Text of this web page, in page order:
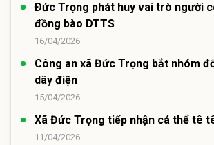
Ðức Trọng phát huy vai trò người
đồng bào DTTS
16/04/2026
Công an xã Đức Trọng bắt nhóm
dây điện
15/04/2026
Xã Đức Trọng tiếp nhận cá thể tê
11/04/2026